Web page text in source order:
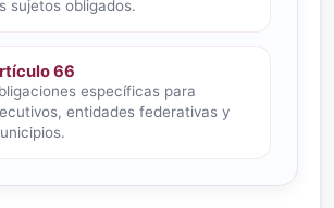
sujetos obligados.
66
específicas para
entidades federativas y